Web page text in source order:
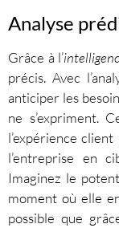
Analyse
Grâce à l’
précis. Avec
anticiper les
ne s’expriment.
l’expérience
l’entreprise en
Imaginez le
moment où elle
possible que